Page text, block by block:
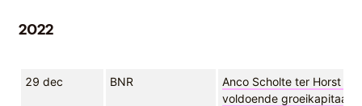
2022
29 dec BNR
Anco Scholte ter Horst
voldoende groeikapitaal